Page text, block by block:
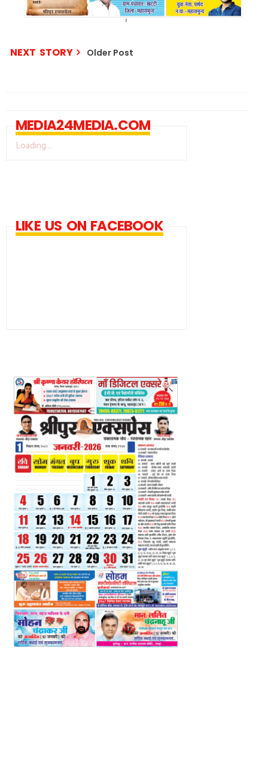
NEXT STORY Older Post
MEDIA24MEDIA.COM
Loading...
LIKE US ON FACEBOOK